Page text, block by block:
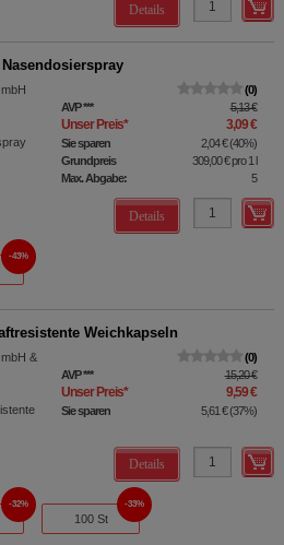
Details
0
AVP*** 5,13 €
Unser Preis* 3,09 €
Sie sparen 2,04 €(40%)
Grundpreis
309,00 €pro 1 l
Max. Abgabe:
5
Details
43%
Weichkapseln
&
0
AVP*** 15,20 €
Unser Preis* 9,59 €
Sie sparen 5,61 €(37%)
Details
32%
100 St
33%